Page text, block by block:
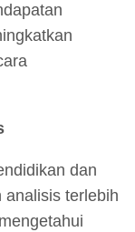
dan
analisis terlebih